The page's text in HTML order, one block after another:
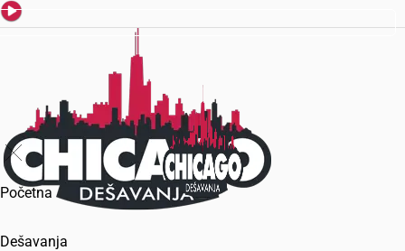
Početna
Dešavanja